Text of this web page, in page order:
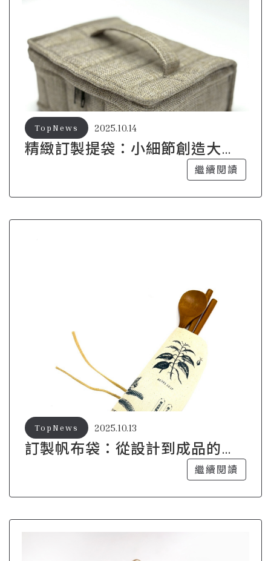
精緻訂製提袋：小細節創造大不
2025.10.14
TopNews
繼續閱讀
訂製帆布袋：從設計到成品的創
2025.10.13
TopNews
繼續閱讀